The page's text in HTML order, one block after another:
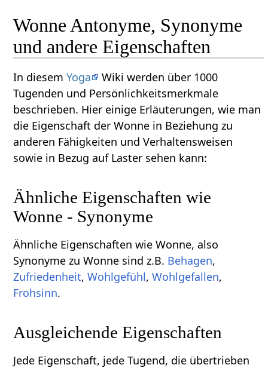
Wonne Antonyme, Synonyme
und andere Eigenschaften
In diesemYoga
Wiki werden über 1000
Tugenden und Persönlichkeitsmerkmale
beschrieben. Hier einige Erläuterungen, wie man
die Eigenschaft der Wonne in Beziehung zu
anderen Fähigkeiten und Verhaltensweisen
sowie in Bezug auf Laster sehen kann:
Ähnliche Eigenschaften wie
Wonne - Synonyme
Ähnliche Eigenschaften wie Wonne, also
Synonyme zu Wonne sind z.B. Behagen,
Zufriedenheit,Wohlgefühl,Wohlgefallen,
Frohsinn.
Ausgleichende Eigenschaften
Jede Eigenschaft, jede Tugend, die übertrieben